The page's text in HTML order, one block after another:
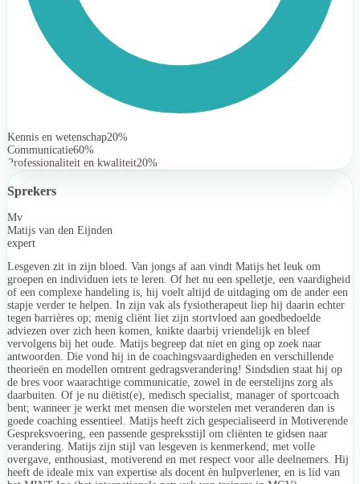
Kennis en wetenschap20%
Communicatie60%
Professionaliteit en kwaliteit20%
Sprekers
Mv
Matijs van den Eijnden
expert
Lesgeven zit in zijn bloed. Van jongs af aan vindt Matijs het leuk om
groepen en individuen iets te leren. Of het nu een spelletje, een vaardigheid
of een complexe handeling is, hij voelt altijd de uitdaging om de ander een
stapje verder te helpen. In zijn vak als fysiotherapeut liep hij daarin echter
tegen barrières op; menig cliënt liet zijn stortvloed aan goedbedoelde
adviezen over zich heen komen, knikte daarbij vriendelijk en bleef
vervolgens bij het oude. Matijs begreep dat niet en ging op zoek naar
antwoorden. Die vond hij in de coachingsvaardigheden en verschillende
theorieën en modellen omtrent gedragsverandering! Sindsdien staat hij op
de bres voor waarachtige communicatie, zowel in de eerstelijns zorg als
daarbuiten. Of je nu diëtist(e), medisch specialist, manager of sportcoach
bent; wanneer je werkt met mensen die worstelen met veranderen dan is
goede coaching essentieel. Matijs heeft zich gespecialiseerd in Motiverende
Gespreksvoering, een passende gespreksstijl om cliënten te gidsen naar
verandering. Matijs zijn stijl van lesgeven is kenmerkend; met volle
overgave, enthousiast, motiverend en met respect voor alle deelnemers. Hij
heeft de ideale mix van expertise als docent èn hulpverlener, en is lid van